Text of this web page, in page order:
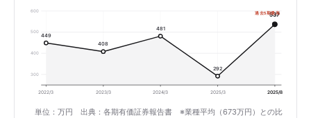
600
500
400
300
449
408
481
292
537
過去5期最高
2022/3 2023/3 2024/3 2025/3 2025/8
単位：万円 出典：各期有価証券報告書 ※業種平均（673万円）との比